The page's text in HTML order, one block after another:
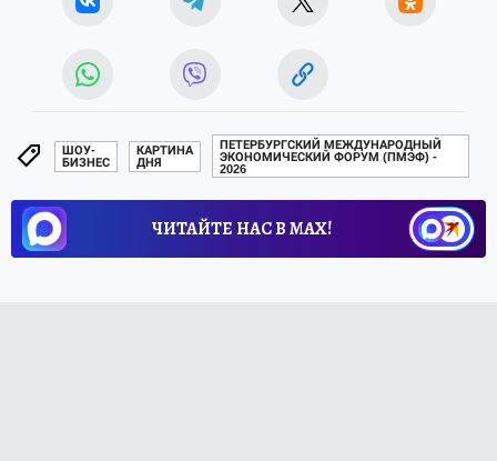
ШОУ-
БИЗНЕС
КАРТИНА
ДНЯ
ПЕТЕРБУРГСКИЙ МЕЖДУНАРОДНЫЙ
ЭКОНОМИЧЕСКИЙ ФОРУМ (ПМЭФ) -
2026
ЧИТАЙТЕ НАС В МАХ!